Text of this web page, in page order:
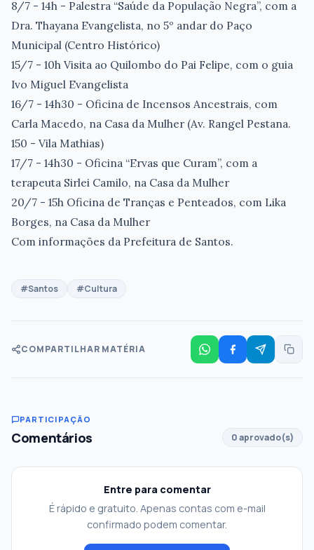
8/7 - 14h - Palestra “Saúde da População Negra”, com a
Dra. Thayana Evangelista, no 5º andar do Paço
Municipal (Centro Histórico)
15/7 - 10h Visita ao Quilombo do Pai Felipe, com o guia
Ivo Miguel Evangelista
16/7 - 14h30 - Oficina de Incensos Ancestrais, com
Carla Macedo, na Casa da Mulher (Av. Rangel Pestana.
150 - Vila Mathias)
17/7 - 14h30 - Oficina “Ervas que Curam”, com a
terapeuta Sirlei Camilo, na Casa da Mulher
20/7 - 15h Oficina de Tranças e Penteados, com Lika
Borges, na Casa da Mulher
Com informações da Prefeitura de Santos.
#Santos #Cultura
COMPARTILHAR MATÉRIA
PARTICIPAÇÃO
Comentários 0 aprovado(s)
Entre para comentar
É rápido e gratuito. Apenas contas com e-mail
confirmado podem comentar.